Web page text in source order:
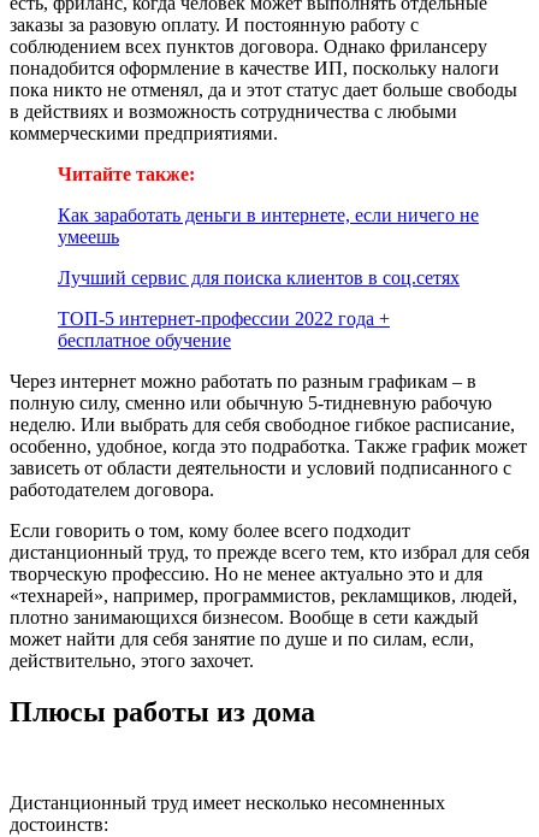
заказы за разовую оплату. И постоянную работу с
соблюдением всех пунктов договора. Однако фрилансеру
понадобится оформление в качестве ИП, поскольку налоги
пока никто не отменял, да и этот статус дает больше свободы
в действиях и возможность сотрудничества с любыми
коммерческими предприятиями.
Читайте также:
Как заработать деньги в интернете, если ничего не
умеешь
Лучший сервис для поиска клиентов в соц.сетях
ТОП-5 интернет-профессии 2022 года +
бесплатное обучение
Через интернет можно работать по разным графикам – в
полную силу, сменно или обычную 5-тидневную рабочую
неделю. Или выбрать для себя свободное гибкое расписание,
особенно, удобное, когда это подработка. Также график может
зависеть от области деятельности и условий подписанного с
работодателем договора.
Если говорить о том, кому более всего подходит
дистанционный труд, то прежде всего тем, кто избрал для себя
творческую профессию. Но не менее актуально это и для
«технарей», например, программистов, рекламщиков, людей,
плотно занимающихся бизнесом. Вообще в сети каждый
может найти для себя занятие по душе и по силам, если,
действительно, этого захочет.
Плюсы работы из дома
Дистанционный труд имеет несколько несомненных
достоинств: